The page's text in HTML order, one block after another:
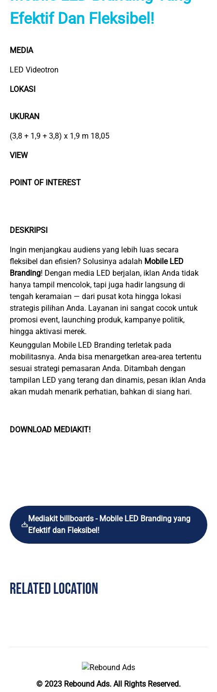
Efektif Dan Fleksibel!
MEDIA
LED Videotron
LOKASI
UKURAN
(3,8 + 1,9 + 3,8) x 1,9 m 18,05
VIEW
POINT OF INTEREST
DESKRIPSI
Ingin menjangkau audiens yang lebih luas secara
fleksibel dan efisien? Solusinya adalah Mobile LED
Branding! Dengan media LED berjalan, iklan Anda tidak
hanya tampil mencolok, tapi juga hadir langsung di
tengah keramaian — dari pusat kota hingga lokasi
strategis pilihan Anda. Layanan ini sangat cocok untuk
promosi event, launching produk, kampanye politik,
hingga aktivasi merek.
Keunggulan Mobile LED Branding terletak pada
mobilitasnya. Anda bisa menargetkan area-area tertentu
sesuai strategi pemasaran Anda. Ditambah dengan
tampilan LED yang terang dan dinamis, pesan iklan Anda
akan mudah menarik perhatian, bahkan di siang hari.
DOWNLOAD MEDIAKIT!
Mediakit billboards - Mobile LED Branding yang
Efektif dan Fleksibel!
RELATED LOCATION
© 2023 Rebound Ads. All Rights Reserved.